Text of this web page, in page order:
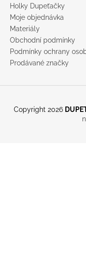
Holky Dupeťačky
Moje objednávka
Materiály
Obchodní podmínky
Podmínky ochrany
Prodávané značky
Copyright 2026